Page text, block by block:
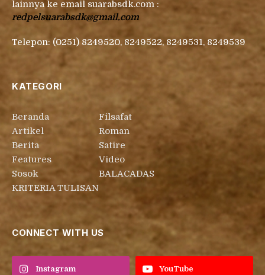
lainnya ke email suarabsdk.com :
redpelsuarabsdk@gmail.com
Telepon: (0251) 8249520, 8249522, 8249531, 8249539
KATEGORI
Beranda
Artikel
Berita
Features
Sosok
KRITERIA TULISAN
Filsafat
Roman
Satire
Video
BALACADAS
CONNECT WITH US
Instagram YouTube